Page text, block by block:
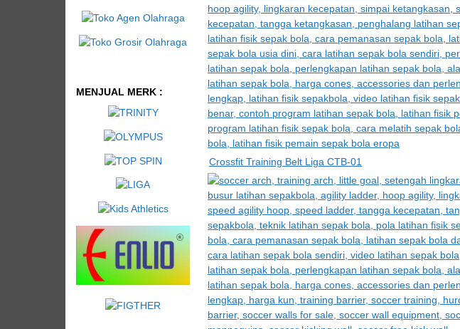
Crossfit Training Belt Liga CTB-01
MENJUAL MERK :